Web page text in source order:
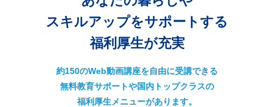
スキルアップをサポートする
福利厚生が充実
約150のWeb動画講座を自由に受講できる
無料教育サポートや国内トップクラスの
福利厚生メニューがあります。